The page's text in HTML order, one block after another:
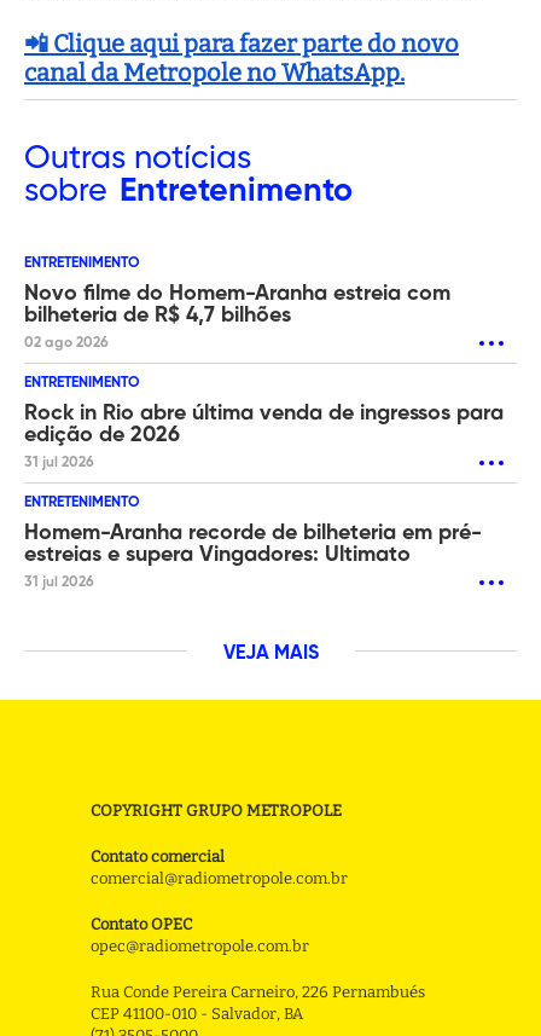
📲 Clique aqui para fazer parte do novo
canal da Metropole no WhatsApp.
Outras notícias
sobre Entretenimento
ENTRETENIMENTO
Novo filme do Homem-Aranha estreia com
bilheteria de R$ 4,7 bilhões
02 ago 2026
ENTRETENIMENTO
Rock in Rio abre última venda de ingressos para
edição de 2026
31 jul 2026
ENTRETENIMENTO
Homem-Aranha recorde de bilheteria em pré-
estreias e supera Vingadores: Ultimato
31 jul 2026
VEJA MAIS
COPYRIGHT GRUPO METROPOLE
Contato comercial
comercial@radiometropole.com.br
Contato OPEC
opec@radiometropole.com.br
Rua Conde Pereira Carneiro, 226 Pernambués
CEP 41100-010 - Salvador, BA